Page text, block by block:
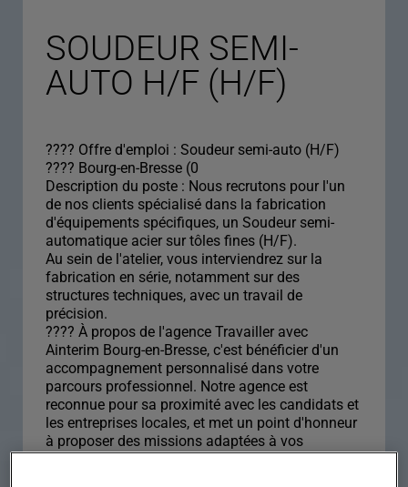
SOUDEUR SEMI-
AUTO H/F (H/F)
???? Offre d'emploi : Soudeur semi-auto (H/F)
???? Bourg-en-Bresse (0
Description du poste : Nous recrutons pour l'un
de nos clients spécialisé dans la fabrication
d'équipements spécifiques, un Soudeur semi-
automatique acier sur tôles fines (H/F).
Au sein de l'atelier, vous interviendrez sur la
fabrication en série, notamment sur des
structures techniques, avec un travail de
précision.
???? À propos de l'agence Travailler avec
Ainterim Bourg-en-Bresse, c'est bénéficier d'un
accompagnement personnalisé dans votre
parcours professionnel. Notre agence est
reconnue pour sa proximité avec les candidats et
les entreprises locales, et met un point d'honneur
à proposer des missions adaptées à vos
compétences et à vos ambitions.